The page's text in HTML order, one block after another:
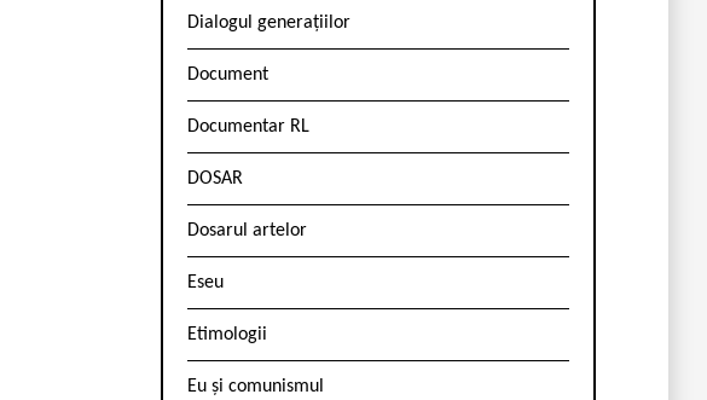
Dialogul generațiilor
Document
Documentar RL
DOSAR
Dosarul artelor
Eseu
Etimologii
Eu și comunismul